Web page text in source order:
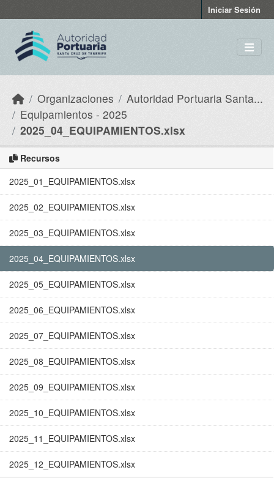
Iniciar Sesión
Organizaciones
Autoridad Portuaria Santa...
Equipamientos - 2025
2025_04_EQUIPAMIENTOS.xlsx
Recursos
2025_01_EQUIPAMIENTOS.xlsx
2025_02_EQUIPAMIENTOS.xlsx
2025_03_EQUIPAMIENTOS.xlsx
2025_04_EQUIPAMIENTOS.xlsx
2025_05_EQUIPAMIENTOS.xlsx
2025_06_EQUIPAMIENTOS.xlsx
2025_07_EQUIPAMIENTOS.xlsx
2025_08_EQUIPAMIENTOS.xlsx
2025_09_EQUIPAMIENTOS.xlsx
2025_10_EQUIPAMIENTOS.xlsx
2025_11_EQUIPAMIENTOS.xlsx
2025_12_EQUIPAMIENTOS.xlsx